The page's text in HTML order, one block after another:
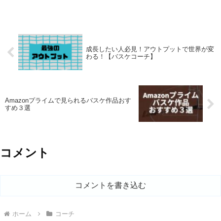
成長したい人必見！アウトプットで世界が変
わる！【バスケコーチ】
Amazonプライムで見られるバスケ作品おす
すめ３選
コメント
コメントを書き込む
ホーム コーチ